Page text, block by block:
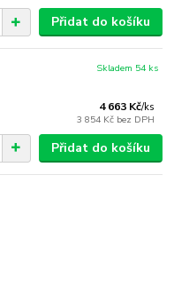
Přidat do košíku
4 663 Kč/ks
3 854 Kč bez DPH
Skladem 54 ks
Přidat do košíku